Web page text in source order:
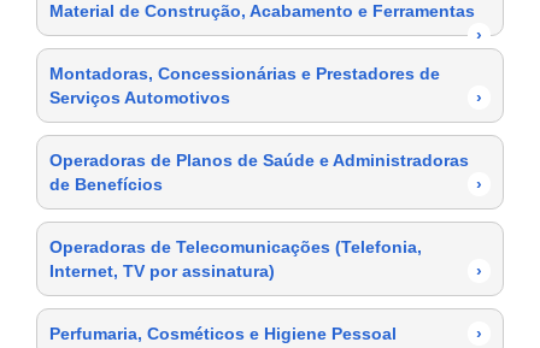
Material de Construção, Acabamento e Ferramentas
›
Montadoras, Concessionárias e Prestadores de
Serviços Automotivos
›
Operadoras de Planos de Saúde e Administradoras
de Benefícios
›
Operadoras de Telecomunicações (Telefonia,
Internet, TV por assinatura)
›
Perfumaria, Cosméticos e Higiene Pessoal ›